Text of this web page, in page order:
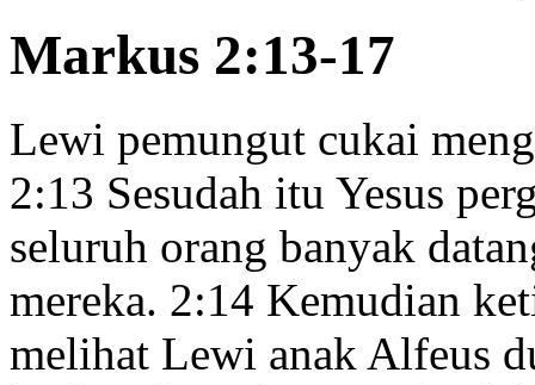
Markus 2:13-17
Lewi pemungut cukai
2:13 Sesudah itu Yesus
seluruh orang banyak
mereka. 2:14 Kemudian
melihat Lewi anak Alfeus